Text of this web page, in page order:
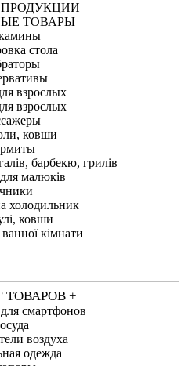
ТОВАРЫ
стола
взрослых
взрослых
ковши
барбекю, грилів
малюків
холодильник
ковши
кімнати
ТОВАРОВ +
смартфонов
воздуха
одежда